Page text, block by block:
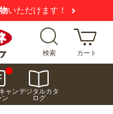
いただけます！
検索 カート
ャン
ン
デジタルカタ
ログ